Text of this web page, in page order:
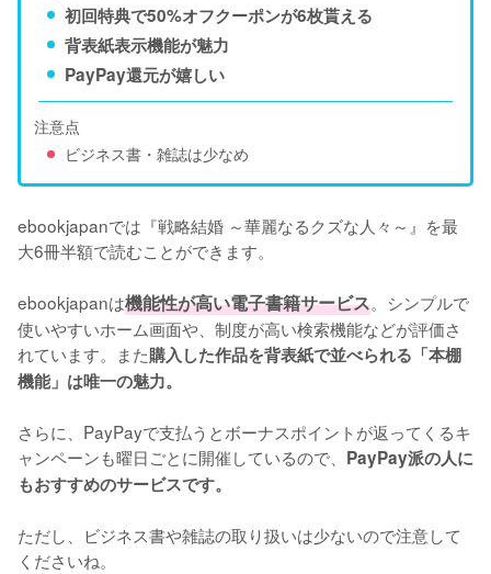
初回特典で50%オフクーポンが6枚貰える
背表紙表示機能が魅力
PayPay還元が嬉しい
注意点
ビジネス書・雑誌は少なめ
ebookjapanでは『戦略結婚 ～華麗なるクズな人々～』を最
大6冊半額で読むことができます。
ebookjapanは機能性が高い電子書籍サービス。シンプルで
使いやすいホーム画面や、制度が高い検索機能などが評価さ
れています。また購入した作品を背表紙で並べられる「本棚
機能」は唯一の魅力。
さらに、PayPayで支払うとボーナスポイントが返ってくるキ
ャンペーンも曜日ごとに開催しているので、 PayPay派の人に
もおすすめのサービスです。
ただし、ビジネス書や雑誌の取り扱いは少ないので注意して
くださいね。